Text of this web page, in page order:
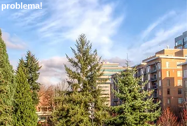
problema!